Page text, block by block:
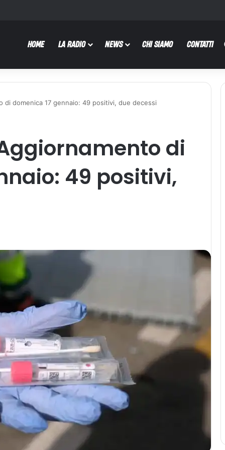
HOME LA RADIO NEWS CHI SIAMO CONTATTI
di domenica 17 gennaio: 49 positivi, due decessi
Aggiornamento di
49 positivi,